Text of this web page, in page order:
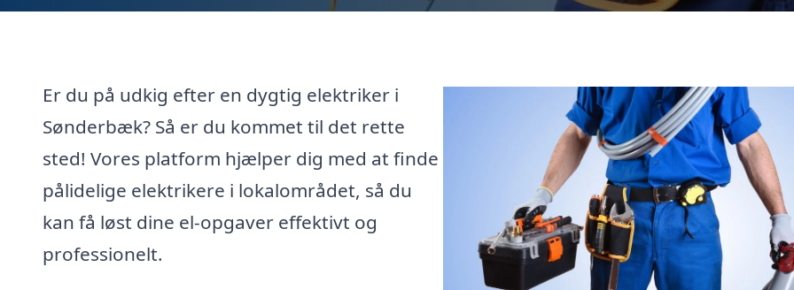
Er du på udkig efter en dygtig elektriker i
Sønderbæk? Så er du kommet til det rette
sted! Vores platform hjælper dig med at finde
pålidelige elektrikere i lokalområdet, så du
kan få løst dine el-opgaver effektivt og
professionelt.